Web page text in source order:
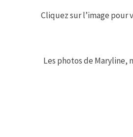
Cliquez sur l’image pour
Les photos de Maryline,